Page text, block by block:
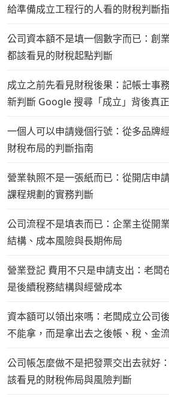
給準備成立工程行的人看的財稅判斷
公司資本額不是填一個數字而已：創
都該看見的財稅起點判斷
成立之前先看見財稅後果：記帳士事
新判斷 Google 搜尋「成立」背後真
一個人可以申請幾個行號：從多品牌
財稅布局的判斷指南
營業執照不是一張紙而已：從開店申
課程規劃的實務判斷
公司流程不是填表而已：企業主從開
結構、成本風險與長期佈局
營業登記 費用不只是申請支出：老闆
是後續稅務結構與經營成本
資本額可以領出來嗎：老闆成立公司
不能拿，而是拿出去之後帳、稅、金
公司帳怎麼做不是把發票交出去就好
該看見的財稅佈局與風險判斷